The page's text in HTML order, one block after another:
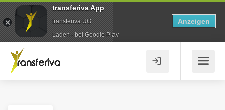
transferiva App
transferiva UG
Laden - bei Google Play
Anzeigen